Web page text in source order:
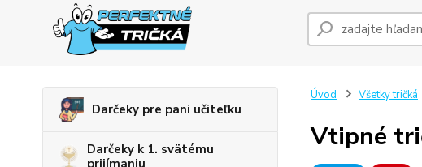
Darčeky pre pani učiteľku
Darčeky k 1. svätému
prijímaniu
Úvod Všetky tričká
Vtipné